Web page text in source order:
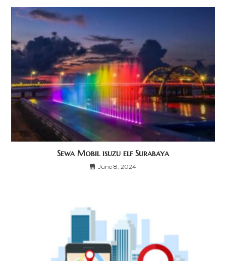
Sewa Mobil isuzu elf Surabaya
June 8, 2024